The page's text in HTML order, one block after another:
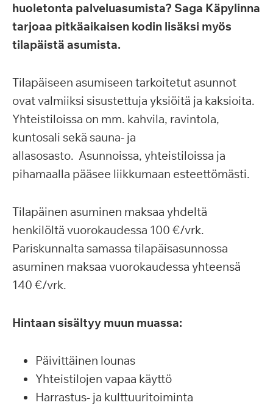
huoletonta palveluasumista? Saga Käpylinna
tarjoaa pitkäaikaisen kodin lisäksi myös
tilapäistä asumista.
Tilapäiseen asumiseen tarkoitetut asunnot
ovat valmiiksi sisustettuja yksiöitä ja kaksioita.
Yhteistiloissa on mm. kahvila, ravintola,
kuntosali sekä sauna- ja
allasosasto. Asunnoissa, yhteistiloissa ja
pihamaalla pääsee liikkumaan esteettömästi.
Tilapäinen asuminen maksaa yhdeltä
henkilöltä vuorokaudessa 100 €/vrk.
Pariskunnalta samassa tilapäisasunnossa
asuminen maksaa vuorokaudessa yhteensä
140 €/vrk.
Hintaan sisältyy muun muassa:
Päivittäinen lounas
Yhteistilojen vapaa käyttö
Harrastus- ja kulttuuritoiminta